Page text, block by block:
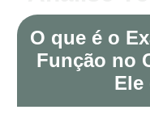
O que é o
Função no
Ele